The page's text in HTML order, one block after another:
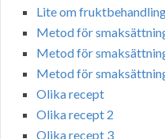
Lite om
Metod för
Metod för
Metod för
Olika recept
Olika recept 2
Olika recept 3